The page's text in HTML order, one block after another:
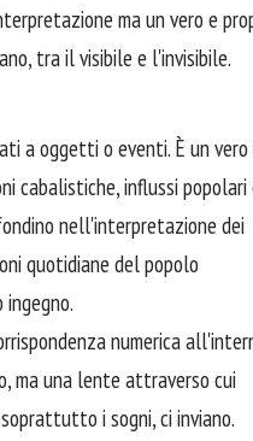
ma un vero e
tra il visibile e l'invisibile.
a oggetti o eventi. È un vero
cabalistiche, influssi popolari
nell'interpretazione dei
quotidiane del popolo
numerica
ma una lente attraverso cui
i sogni, ci inviano.